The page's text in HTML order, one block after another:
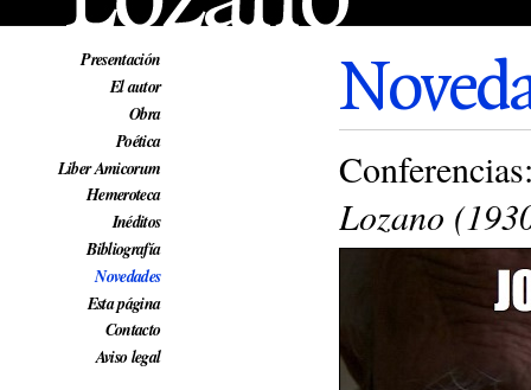
Presentación
El autor
Obra
Poética
Liber Amicorum
Hemeroteca
Inéditos
Bibliografía
Novedades
Esta página
Contacto
Aviso legal
Lozano